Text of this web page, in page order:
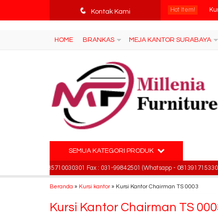
q Kontak Kami Hot Item!
HOME BRANKAS MEJA KANTOR SURABAYA
SEMUA KATEGORI PRODUK
, 085710030301 Fax : 031-99842501 (Whatsapp - 081391715330)
Beranda » Kursi kantor» Kursi Kantor Chairman TS 0003
Kursi Kantor Chairman TS